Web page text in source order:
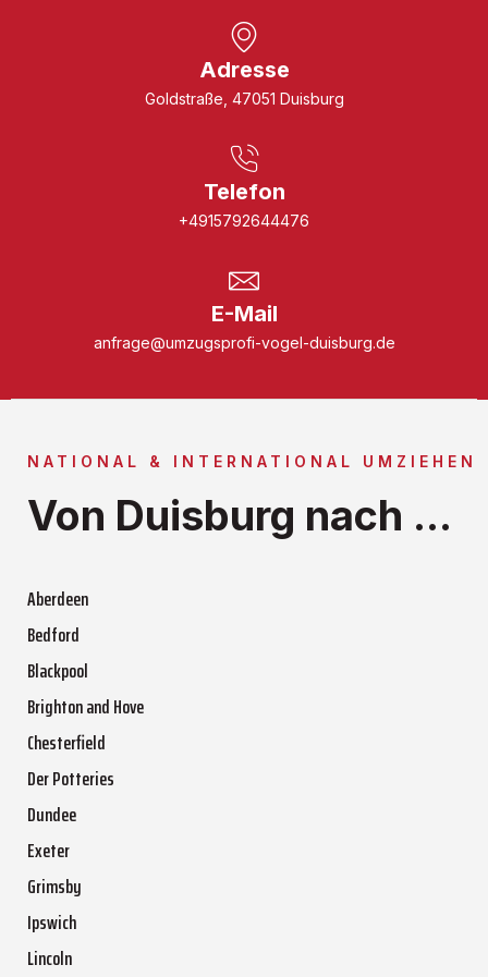
Adresse
Goldstraße, 47051 Duisburg
Telefon
+4915792644476
E-Mail
anfrage@umzugsprofi-vogel-duisburg.de
NATIONAL & INTERNATIONAL UMZIEHEN
Von Duisburg nach ...
Aberdeen
Bedford
Blackpool
Brighton and Hove
Chesterfield
Der Potteries
Dundee
Exeter
Grimsby
Ipswich
Lincoln